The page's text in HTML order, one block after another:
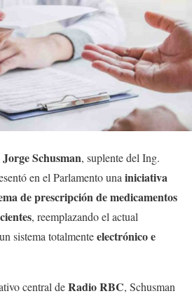
Schusman, suplente del Ing.
en el Parlamento unainiciativa
de prescripción de medicamentos
, reemplazando el actual
sistema totalmenteelectrónico e
central deRadio RBC, Schusman